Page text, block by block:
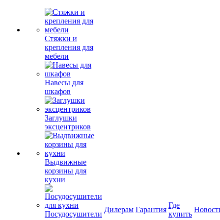
Стяжки и
крепления для
мебели
Навесы для
шкафов
Заглушки
эксцентриков
Выдвижные
корзины для
кухни
Посудосушители
Дилерам Гарантия
Где
купить